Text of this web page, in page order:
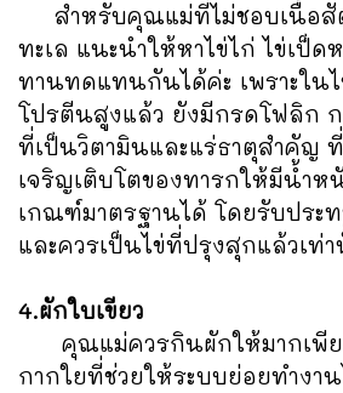
สำหรับคุณแม่ที่ไม่ชอบเนื้อสั
ทะเล แนะนำให้หาไข่ไก่ ไข่เป็ด
ทานทดแทนกันได้ค่ะ เพราะใน
โปรตีนสูงแล้ว ยังมีกรดโฟลิก
ที่เป็นวิตามินและแร่ธาตุสำคัญ
เจริญเติบโตของทารกให้มีน้ำ
เกณฑ์มาตรฐานได้ โดยรับประ
และควรเป็นไข่ที่ปรุงสุกแล้วเท่
4.ผักใบเขียว
คุณแม่ควรกินผักให้มากเพียง
กากใยที่ช่วยให้ระบบย่อยทำงา